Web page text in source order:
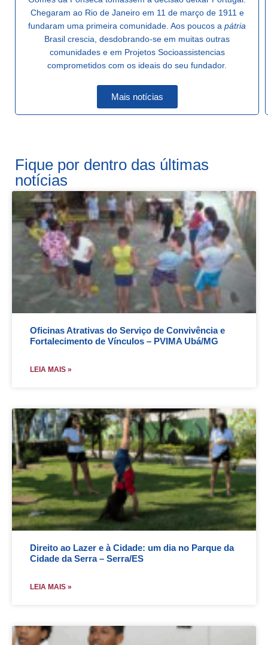
J. Gailhac e
pela Irmã
Saint-Jean, em
Béziers.
Saiba
comprometidos
com os valores
éticos-cristãos,
aliando
tradição e
não havia ali
nenhum
serviço de
assistência
social. Havia
pública.
de bairros
próximos ao
Projeto.
Saiba mais
Chegaram ao Rio de Janeiro em 11 de março de 1911 e
fundaram uma primeira comunidade. Aos poucos a pátria
Brasil crescia, desdobrando-se em muitas outras
comunidades e em Projetos Socioassistencias
comprometidos com os ideais do seu fundador.
Mais notícias
Fique por dentro das últimas
notícias
Oficinas Atrativas do Serviço de Convivência e
Fortalecimento de Vínculos – PVIMA Ubá/MG
LEIA MAIS »
Direito ao Lazer e à Cidade: um dia no Parque da
Cidade da Serra – Serra/ES
LEIA MAIS »